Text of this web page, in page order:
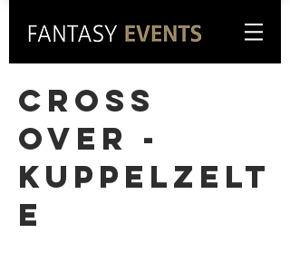
CROSS
OVER -
KUPPELZELT
E